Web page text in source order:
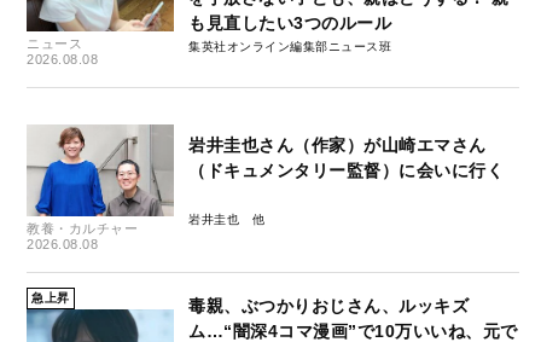
ニュース
2026.08.08
も見直したい3つのルール
集英社オンライン編集部ニュース班
教養・カルチャー
2026.08.08
岩井圭也さん（作家）が山崎エマさん
（ドキュメンタリー監督）に会いに行く
岩井圭也
急上昇
毒親、ぶつかりおじさん、ルッキズ
ム…“闇深4コマ漫画”で10万いいね、元で